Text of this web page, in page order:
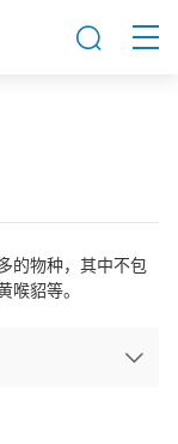
的物种，其中不包
喉貂等。